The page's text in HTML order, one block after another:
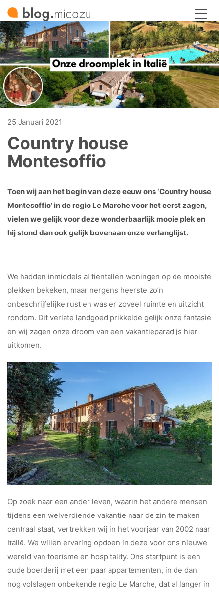
25 Januari 2021
Country house
Montesoffio
Toen wij aan het begin van deze eeuw ons ‘Country house
Montesoffio’ in de regio Le Marche voor het eerst zagen,
vielen we gelijk voor deze wonderbaarlijk mooie plek en
hij stond dan ook gelijk bovenaan onze verlanglijst.
We hadden inmiddels al tientallen woningen op de mooiste
plekken bekeken, maar nergens heerste zo’n
onbeschrijfelijke rust en was er zoveel ruimte en uitzicht
rondom. Dit verlate landgoed prikkelde gelijk onze fantasie
en wij zagen onze droom van een vakantieparadijs hier
uitkomen.
Op zoek naar een ander leven, waarin het andere mensen
tijdens een welverdiende vakantie naar de zin te maken
centraal staat, vertrekken wij in het voorjaar van 2002 naar
Italië. We willen ervaring opdoen in deze voor ons nieuwe
wereld van toerisme en hospitality. Ons startpunt is een
oude boerderij met een paar appartementen, in de dan
nog volslagen onbekende regio Le Marche, dat al langer in